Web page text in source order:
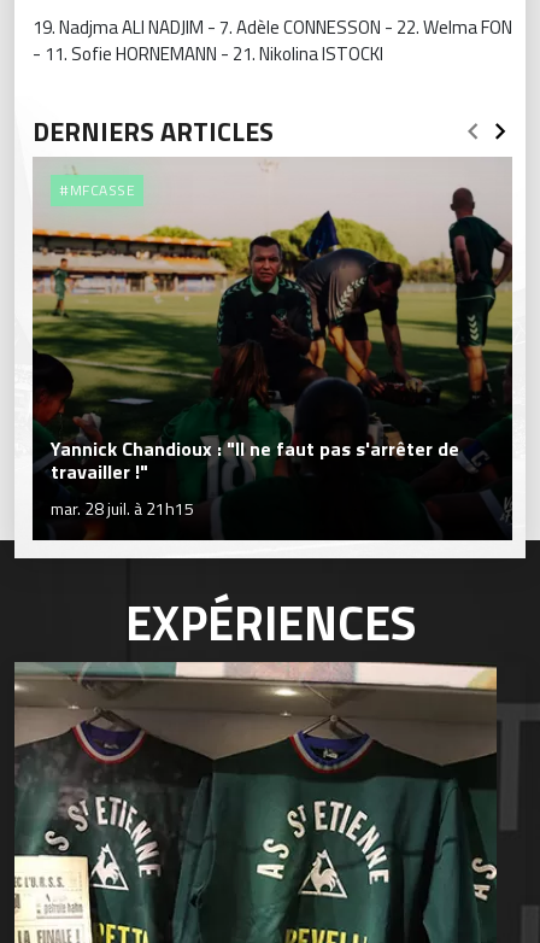
19. Nadjma ALI NADJIM - 7. Adèle CONNESSON - 22. Welma FON
- 11. Sofie HORNEMANN - 21. Nikolina ISTOCKI
DERNIERS ARTICLES
#MFCASSE
Yannick Chandioux : "Il ne faut pas s'arrêter de
travailler !"
mar. 28 juil. à 21h15
EXPÉRIENCES